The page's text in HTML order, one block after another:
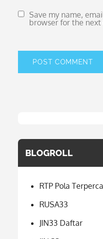
Save my name,
browser for the
BLOGROLL
RTP Pola
RUSA33
JIN33 Daftar